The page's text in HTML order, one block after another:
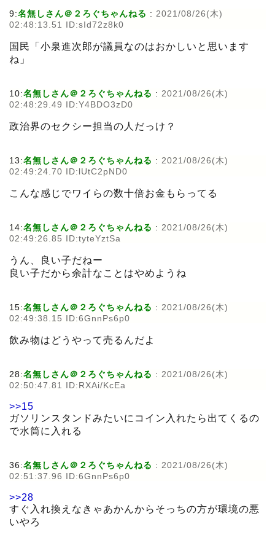
9:名無しさん＠２ろぐちゃんねる : 2021/08/26(木)
02:48:13.51 ID:sId72z8k0
国民「小泉進次郎が議員なのはおかしいと思います
ね」
10:名無しさん＠２ろぐちゃんねる : 2021/08/26(木)
02:48:29.49 ID:Y4BDO3zD0
政治界のセクシー担当の人だっけ？
13:名無しさん＠２ろぐちゃんねる : 2021/08/26(木)
02:49:24.70 ID:lUtC2pND0
こんな感じでワイらの数十倍お金もらってる
14:名無しさん＠２ろぐちゃんねる : 2021/08/26(木)
02:49:26.85 ID:tyteYztSa
うん、良い子だねー
良い子だから余計なことはやめようね
15:名無しさん＠２ろぐちゃんねる : 2021/08/26(木)
02:49:38.15 ID:6GnnPs6p0
飲み物はどうやって売るんだよ
28:名無しさん＠２ろぐちゃんねる : 2021/08/26(木)
02:50:47.81 ID:RXAi/KcEa
>>15
ガソリンスタンドみたいにコイン入れたら出てくるの
で水筒に入れる
36:名無しさん＠２ろぐちゃんねる : 2021/08/26(木)
02:51:37.96 ID:6GnnPs6p0
>>28
すぐ入れ換えなきゃあかんからそっちの方が環境の悪
いやろ